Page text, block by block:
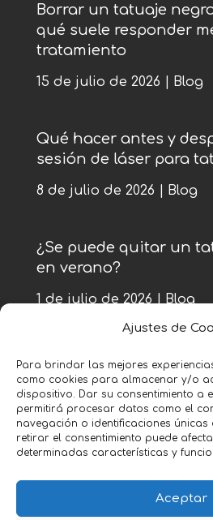
Ajustes de
Para brindar las mejores
como cookies para almacenar y/o
dispositivo. Dar su consentimiento a
permitirá procesar datos como el
navegación o identificaciones únicas
retirar el consentimiento puede
determinadas características y
Aceptar
Borrar un tatuaje
qué suele responder
tratamiento
15 de julio de 2026 Blog
Qué hacer antes y
sesión de láser para
8 de julio de 2026 Blog
¿Se puede quitar un
en verano?
1 de julio de 2026 Blog
« Entradas más antiguas
Política Legal y